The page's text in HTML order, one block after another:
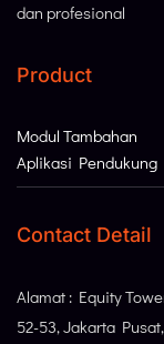
dan profesional
Product
Modul Tambahan
Aplikasi Pendukung
Contact Detail
Alamat : Equity
52-53, Jakarta